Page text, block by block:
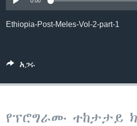
Ethiopia-Post-Meles-Vol-2-part-1
አጋሩ
የፕሮግራሙ ተከታታይ